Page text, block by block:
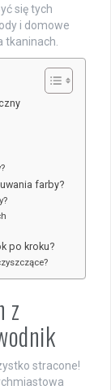
się tych
i domowe
tkaninach.
farby?
po kroku?
z
stracone!